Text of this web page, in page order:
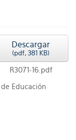
Descargar
(pdf, 381 KB)
R3071-16.pdf
Educación